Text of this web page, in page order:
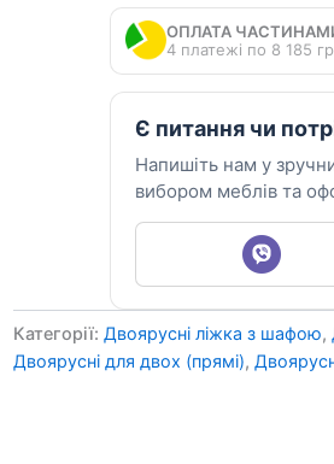
ОПЛАТА
4 платежі по 8 185
Є питання чи
Напишіть нам у
вибором меблів та
Категорії: Двоярусні ліжка з шафою,
Двоярусні для двох (прямі),